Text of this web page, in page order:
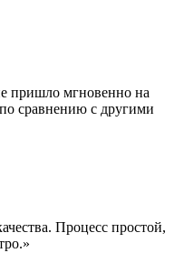
пришло мгновенно на
сравнению с другими
Процесс простой,
»